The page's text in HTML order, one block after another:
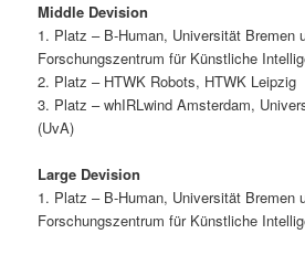
Middle Devision
1. Platz – B-Human, Universität Bremen
Forschungszentrum für Künstliche
2. Platz – HTWK Robots, HTWK Leipzig
3. Platz – whIRLwind Amsterdam,
(UvA)
Large Devision
1. Platz – B-Human, Universität Bremen
Forschungszentrum für Künstliche